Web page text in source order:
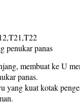
penukar panas
membuat ke U
panas.
yang kuat kotak